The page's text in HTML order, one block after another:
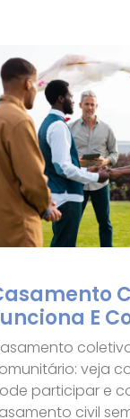
E
veja
participar e
civil